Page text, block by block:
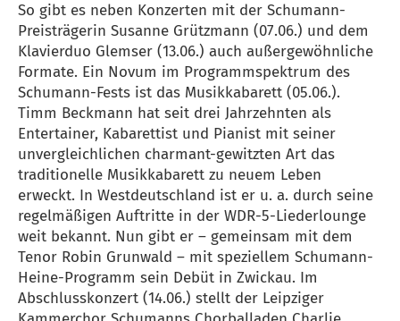
So gibt es neben Konzerten mit der Schumann-
Preisträgerin Susanne Grützmann (07.06.) und dem
Klavierduo Glemser (13.06.) auch außergewöhnliche
Formate. Ein Novum im Programmspektrum des
Schumann-Fests ist das Musikkabarett (05.06.).
Timm Beckmann hat seit drei Jahrzehnten als
Entertainer, Kabarettist und Pianist mit seiner
unvergleichlichen charmant-gewitzten Art das
traditionelle Musikkabarett zu neuem Leben
erweckt. In Westdeutschland ist er u. a. durch seine
regelmäßigen Auftritte in der WDR-5-Liederlounge
weit bekannt. Nun gibt er – gemeinsam mit dem
Tenor Robin Grunwald – mit speziellem Schumann-
Heine-Programm sein Debüt in Zwickau. Im
Abschlusskonzert (14.06.) stellt der Leipziger